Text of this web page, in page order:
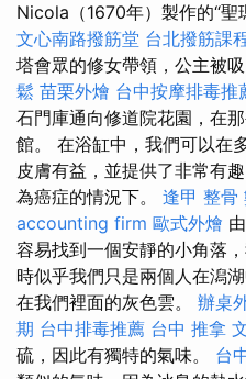
Nicola（1670年）製作的“聖
文心南路撥筋堂 台北撥筋課
塔會眾的修女帶領，公主被吸
鬆 苗栗外燴 台中按摩排毒推
石門庫通向修道院花園，在
館。 在浴缸中，我們可以在
皮膚有益，並提供了非常有
為癌症的情況下。 逢甲 整骨
accounting firm 歐式外燴
容易找到一個安靜的小角落
時似乎我們只是兩個人在潟
在我們裡面的灰色雲。 辦桌
期 台中排毒推薦 台中 推拿
硫，因此有獨特的氣味。 台